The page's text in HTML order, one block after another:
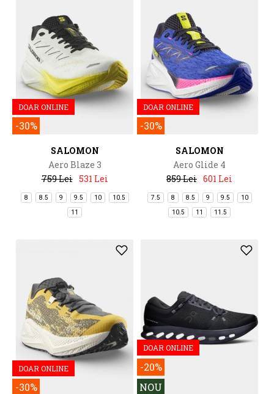
DOAR ONLINE
-30%
SALOMON
Aero Blaze 3
759 Lei 531 Lei
8 8.5 9 9.5 10 10.5
11
DOAR ONLINE
-30%
SALOMON
Aero Glide 4
859 Lei 601 Lei
7.5 8 8.5 9 9.5 10
10.5 11 11.5
DOAR ONLINE
-30%
DOAR ONLINE
-20%
NOU